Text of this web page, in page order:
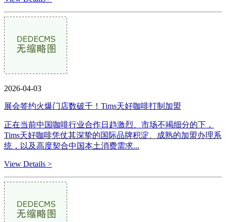
2026-04-03
展会签约火爆门店数破千！Tims天好咖啡打制加盟
正在当前中国咖啡行业合作日趋激烈、市场不竭细分的下，
Tims天好咖啡凭仗其深挚的国际品牌积淀、成熟的加盟办理系
统，以及高度契合中国本土消费需求...
View Details >